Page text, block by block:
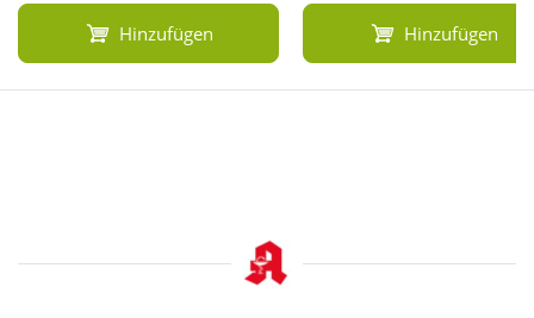
Hinzufügen Hinzufügen